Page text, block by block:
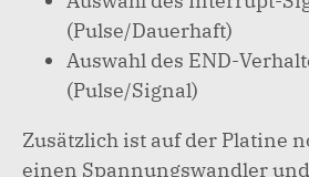
(Pulse/Dauerhaft)
Auswahl des END-
(Pulse/Signal)
Zusätzlich ist auf der Platine
einen Spannungswandler